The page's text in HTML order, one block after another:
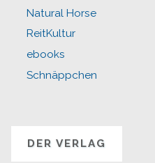
Natural Horse
ReitKultur
ebooks
Schnäppchen
DER VERLAG